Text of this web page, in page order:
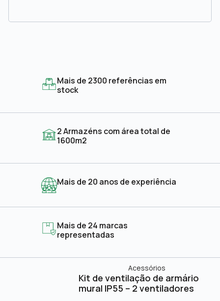
Mais de 2300 referências em
stock
2 Armazéns com área total de
1600m2
Mais de 20 anos de experiência
Mais de 24 marcas
representadas
Acessórios
Kit de ventilação de armário
mural IP55 – 2 ventiladores